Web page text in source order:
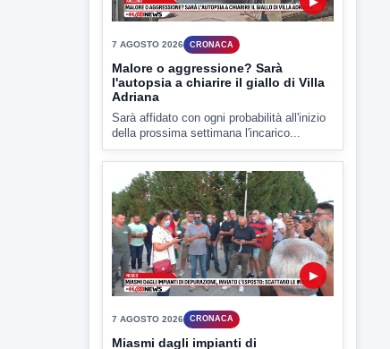
7 AGOSTO 2026 CRONACA
Malore o aggressione? Sarà
l'autopsia a chiarire il giallo di Villa
Adriana
Sarà affidato con ogni probabilità all'inizio
della prossima settimana l'incarico...